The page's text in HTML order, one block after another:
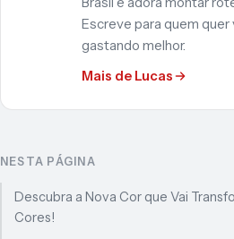
Escreve para quem quer
gastando melhor.
Mais de Lucas
NESTA PÁGINA
Descubra a Nova Cor que Vai
Cores!